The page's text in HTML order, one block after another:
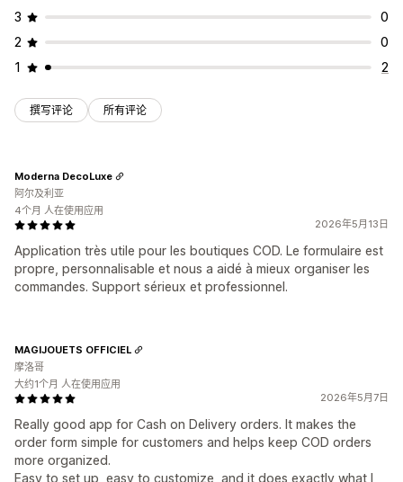
3
0
2
0
1
2
撰写评论 所有评论
2026年5月13日
Application très utile pour les boutiques COD. Le formulaire est
propre, personnalisable et nous a aidé à mieux organiser les
commandes. Support sérieux et professionnel.
Moderna DecoLuxe
阿尔及利亚
4个月 人在使用应用
2026年5月7日
Really good app for Cash on Delivery orders. It makes the
order form simple for customers and helps keep COD orders
more organized.
Easy to set up, easy to customize, and it does exactly what I
MAGIJOUETS OFFICIEL
摩洛哥
大约1个月 人在使用应用